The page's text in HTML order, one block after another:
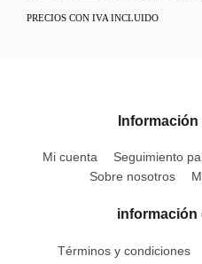
PRECIOS CON IVA INCLUIDO
Información
Mi cuenta
Seguimiento
Sobre nosotros
información
Términos y condiciones